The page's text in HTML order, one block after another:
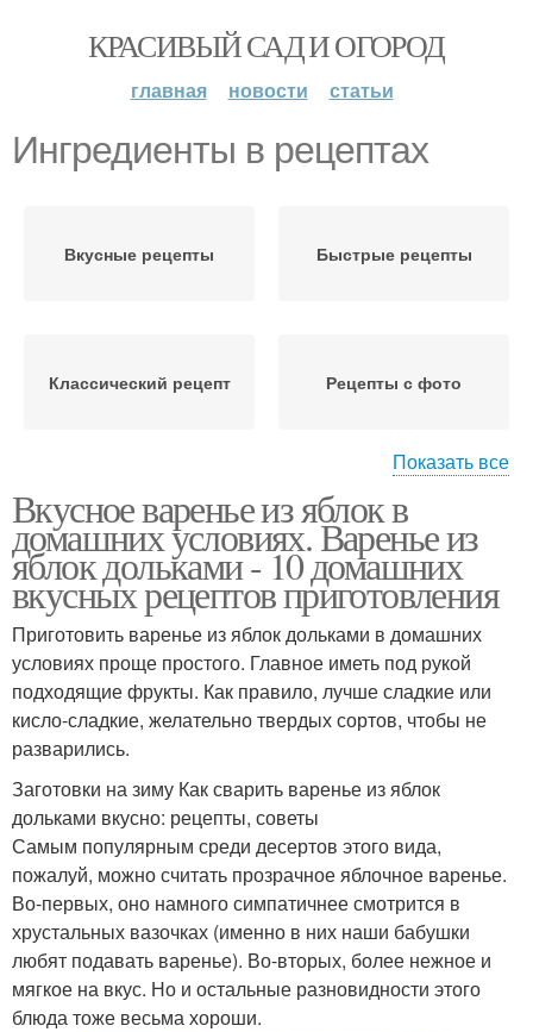
КРАСИВЫЙ САД И ОГОРОД
главная новости статьи
Ингредиенты в рецептах
Вкусные рецепты Быстрые рецепты
Классический рецепт Рецепты с фото
рецептам
Питательные рецепты
Показать все
Вкусное варенье из яблок в
домашних условиях. Варенье из
яблок дольками - 10 домашних
вкусных рецептов приготовления
Приготовить варенье из яблок дольками в домашних
условиях проще простого. Главное иметь под рукой
подходящие фрукты. Как правило, лучше сладкие или
кисло-сладкие, желательно твердых сортов, чтобы не
разварились.
Заготовки на зиму Как сварить варенье из яблок
дольками вкусно: рецепты, советы
Самым популярным среди десертов этого вида,
пожалуй, можно считать прозрачное яблочное варенье.
Во-первых, оно намного симпатичнее смотрится в
хрустальных вазочках (именно в них наши бабушки
любят подавать варенье). Во-вторых, более нежное и
мягкое на вкус. Но и остальные разновидности этого
блюда тоже весьма хороши.